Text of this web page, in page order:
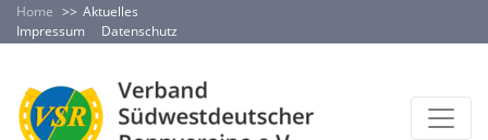
Home
Aktuelles
Impressum
Datenschutz